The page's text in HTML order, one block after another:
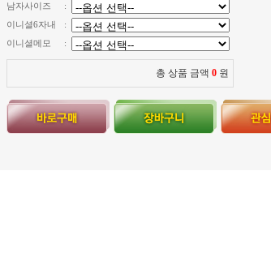
남자사이즈
:
이니셜6자내
:
이니셜메모
:
총 상품 금액 0 원